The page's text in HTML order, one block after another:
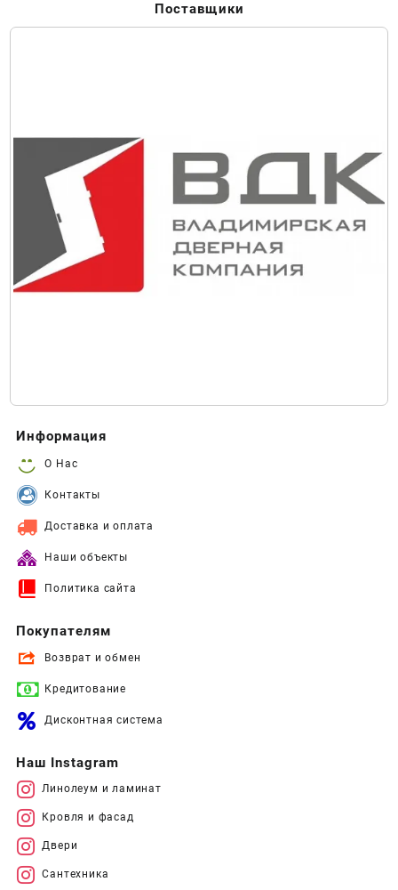
Поставщики
Информация
О Нас
Контакты
Доставка и оплата
Наши объекты
Политика сайта
Покупателям
Возврат и обмен
Кредитование
Дисконтная система
Наш Instagram
Линолеум и ламинат
Кровля и фасад
Двери
Сантехника